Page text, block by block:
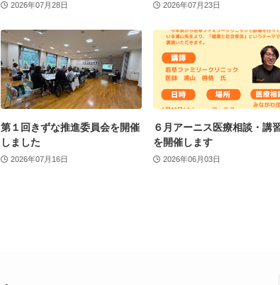
2026年07月28日 2026年07月23日
第１回きずな推進委員会を開催
しました
2026年07月16日
６月アーニス医療相談・講
を開催します
2026年06月03日